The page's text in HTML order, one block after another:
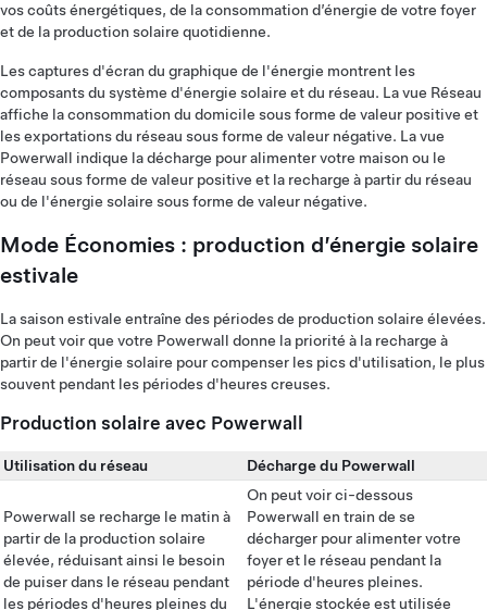
vos coûts énergétiques, de la consommation d’énergie de votre foyer
et de la production solaire quotidienne.
Les captures d'écran du graphique de l'énergie montrent les
composants du système d'énergie solaire et du réseau. La vue Réseau
affiche la consommation du domicile sous forme de valeur positive et
les exportations du réseau sous forme de valeur négative. La vue
Powerwall indique la décharge pour alimenter votre maison ou le
réseau sous forme de valeur positive et la recharge à partir du réseau
ou de l'énergie solaire sous forme de valeur négative.
Mode Économies : production d’énergie solaire
estivale
La saison estivale entraîne des périodes de production solaire élevées.
On peut voir que votre Powerwall donne la priorité à la recharge à
partir de l'énergie solaire pour compenser les pics d'utilisation, le plus
souvent pendant les périodes d'heures creuses.
Production solaire avec Powerwall
Utilisation du réseau Décharge du Powerwall
Powerwall se recharge le matin à
partir de la production solaire
élevée, réduisant ainsi le besoin
de puiser dans le réseau pendant
les périodes d'heures pleines du
On peut voir ci-dessous
Powerwall en train de se
décharger pour alimenter votre
foyer et le réseau pendant la
période d'heures pleines.
L'énergie stockée est utilisée